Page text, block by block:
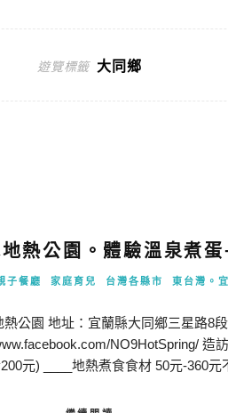
遊覽標籤 大同鄉
熱公園。體驗溫泉煮
子餐廳 家庭育兒 台灣各縣市 東台灣。
公園 地址：宜蘭縣大同鄉三星路8
NO9HotSpring/ 造
元) ____地熱煮食食材 50元-360